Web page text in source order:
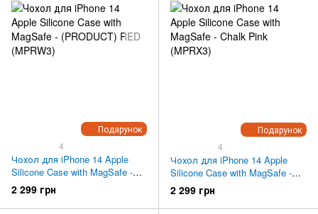
Подарунок
4
Чохол для iPhone 14 Apple
Silicone Case with MagSafe -
(PRODUCT) RED (MPRW3)
2 299 грн
Подарунок
4
Чохол для iPhone 14 Apple
Silicone Case with MagSafe -
Chalk Pink (MPRX3)
2 299 грн